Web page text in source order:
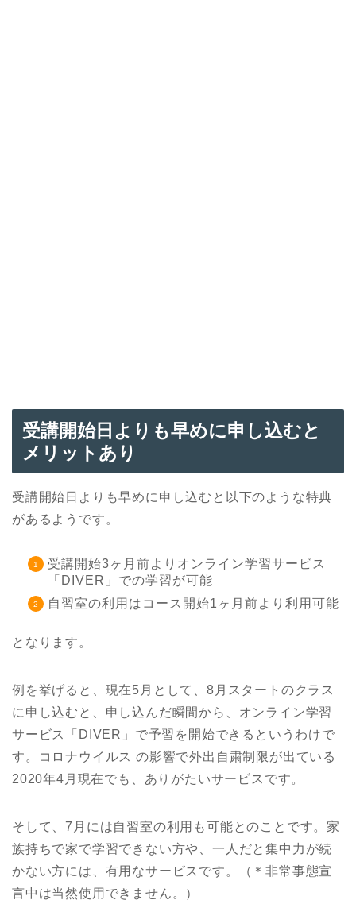
受講開始日よりも早めに申し込むと
メリットあり
受講開始日よりも早めに申し込むと以下のような特典
があるようです。
受講開始3ヶ月前よりオンライン学習サービス
「DIVER」での学習が可能
自習室の利用はコース開始1ヶ月前より利用可能
となります。
例を挙げると、現在5月として、8月スタートのクラス
に申し込むと、申し込んだ瞬間から、オンライン学習
サービス「DIVER」で予習を開始できるというわけで
す。コロナウイルス の影響で外出自粛制限が出ている
2020年4月現在でも、ありがたいサービスです。
そして、7月には自習室の利用も可能とのことです。家
族持ちで家で学習できない方や、一人だと集中力が続
かない方には、有用なサービスです。（＊非常事態宣
言中は当然使用できません。）